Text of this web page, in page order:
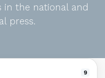
in the national and
press.
9